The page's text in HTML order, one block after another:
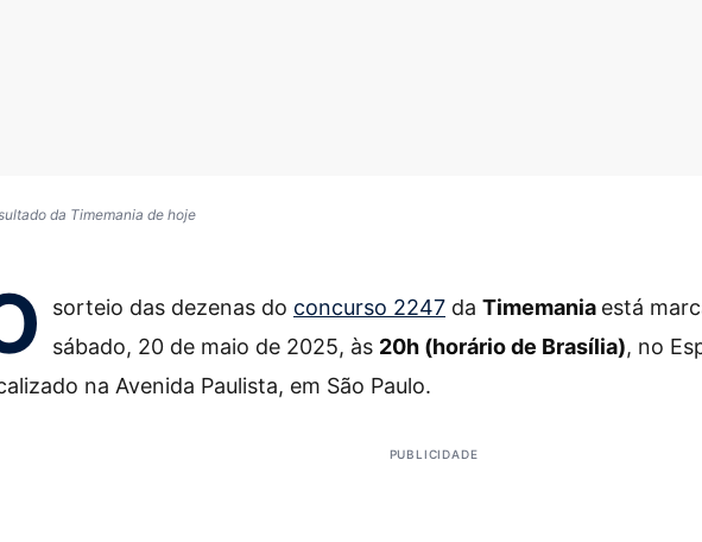
da Timemania de hoje
sorteio das dezenas do concurso 2247 da Timemania está
sábado, 20 de maio de 2025, às 20h (horário de Brasília), no
na Avenida Paulista, em São Paulo.
PUBLICIDADE